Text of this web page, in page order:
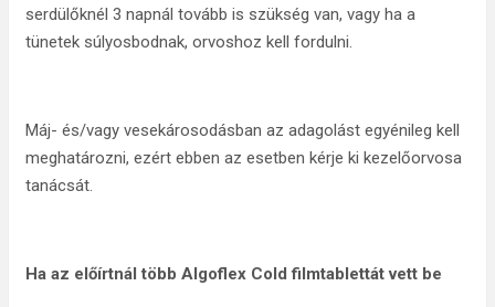
serdülőknél 3 napnál tovább is szükség van, vagy ha a
tünetek súlyosbodnak, orvoshoz kell fordulni.
Máj- és/vagy vesekárosodásban az adagolást egyénileg kell
meghatározni, ezért ebben az esetben kérje ki kezelőorvosa
tanácsát.
Ha az előírtnál több Algoflex Cold filmtablettát vett be